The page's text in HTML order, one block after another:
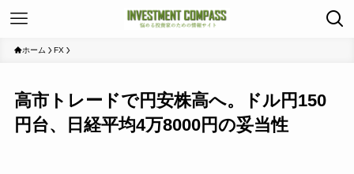
ホーム FX
高市トレードで円安株高へ。ドル円150
円台、日経平均4万8000円の妥当性